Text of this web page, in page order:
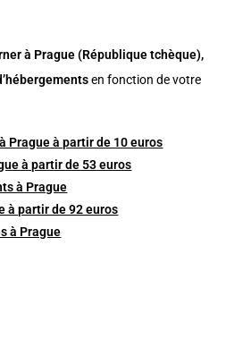
à Prague (République tchèque),
en fonction de votre
Prague à partir de 10 euros
à partir de 53 euros
à Prague
à partir de 92 euros
à Prague